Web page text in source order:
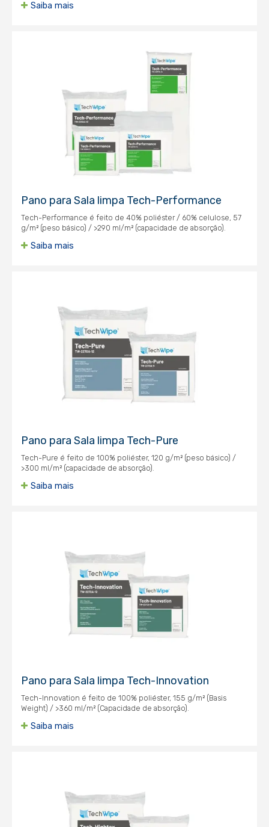
Saiba mais
Pano para Sala limpa Tech-Performance
Tech-Performance é feito de 40% poliéster / 60% celulose, 57
g/m² (peso básico) / >290 ml/m² (capacidade de absorção).
Saiba mais
Pano para Sala limpa Tech-Pure
Tech-Pure é feito de 100% poliéster, 120 g/m² (peso básico) /
>300 ml/m² (capacidade de absorção).
Saiba mais
Pano para Sala limpa Tech-Innovation
Tech-Innovation é feito de 100% poliéster, 155 g/m² (Basis
Weight) / >360 ml/m² (Capacidade de absorção).
Saiba mais